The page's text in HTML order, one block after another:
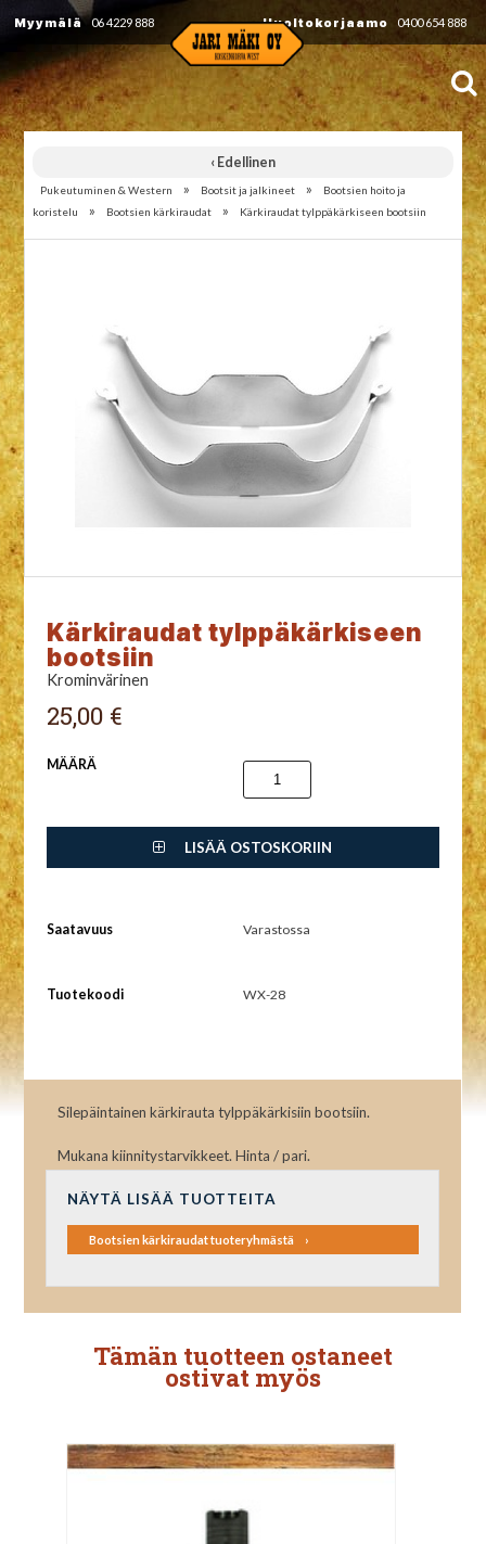
Myymälä 06 4229 888 Huoltokorjaamo 0400 654 888
‹ Edellinen
Pukeutuminen & Western » Bootsit ja jalkineet »
Bootsien hoito ja
koristelu
» Bootsien kärkiraudat » Kärkiraudat tylppäkärkiseen bootsiin
Kärkiraudat tylppäkärkiseen
bootsiin
Krominvärinen
25,00 €
MÄÄRÄ
LISÄÄ OSTOSKORIIN
Saatavuus Varastossa
Tuotekoodi WX-28
Silepäintainen kärkirauta tylppäkärkisiin bootsiin.
Mukana kiinnitystarvikkeet. Hinta / pari.
NÄYTÄ LISÄÄ TUOTTEITA
Bootsien kärkiraudat tuoteryhmästä
Tämän tuotteen ostaneet
ostivat myös